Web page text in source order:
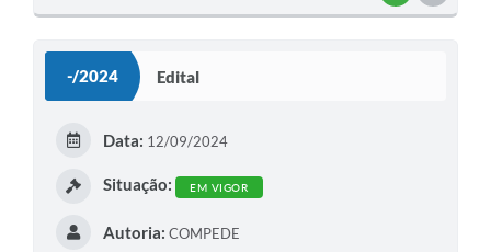
-/2024 Edital
Data: 12/09/2024
Situação: EM VIGOR
Autoria: COMPEDE